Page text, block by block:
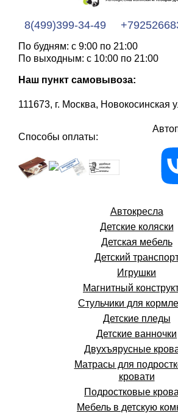
8(499)399-34-49
По будням: с 9:00 по 21:00
По выходным: с 10:00 по 21:00
Наш пункт самовывоза:
111673, г. Москва, Новокосинская
Способы оплаты:
Автокресла
Детские коляски
Детская мебель
Детский
Игрушки
Магнитный
Стульчики для
Детские пледы
Детские ванночки
Двухъярусные
Матрасы для
кровати
Подростковые
Мебель в детскую